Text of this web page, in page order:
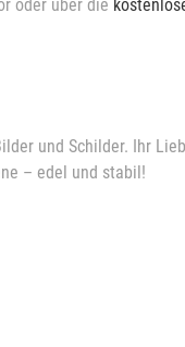
oder über die
und Schilder. Ihr
– edel und stabil!